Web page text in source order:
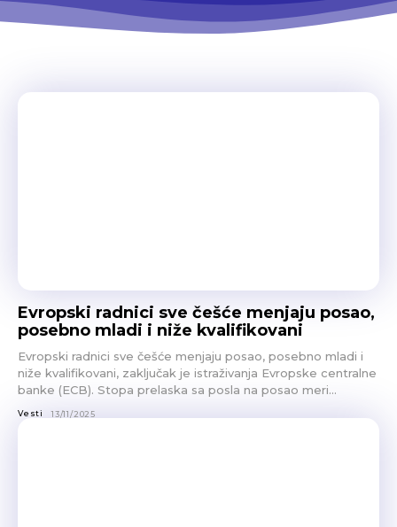
Evropski radnici sve češće menjaju posao,
posebno mladi i niže kvalifikovani
Evropski radnici sve češće menjaju posao, posebno mladi i
niže kvalifikovani, zaključak je istraživanja Evropske centralne
banke (ECB). Stopa prelaska sa posla na posao meri...
Vesti 13/11/2025